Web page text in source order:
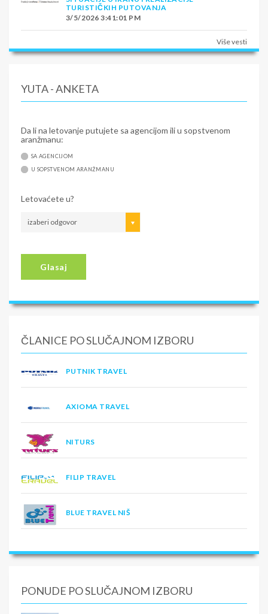
TURISTIČKIH PUTOVANJA
3/5/2026 3:41:01 PM
Više vesti
YUTA - ANKETA
Da li na letovanje putujete sa agencijom ili u sopstvenom
aranžmanu:
SA AGENCIJOM
U SOPSTVENOM ARANŽMANU
Letovaćete u?
izaberi odgovor
Glasaj
ČLANICE PO SLUČAJNOM IZBORU
PUTNIK TRAVEL
AXIOMA TRAVEL
NITURS
FILIP TRAVEL
BLUE TRAVEL NIŠ
PONUDE PO SLUČAJNOM IZBORU